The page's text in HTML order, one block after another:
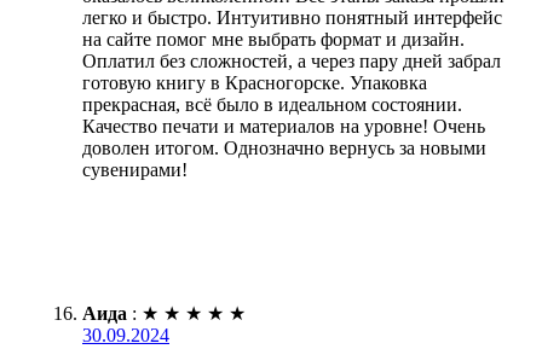
легко и быстро. Интуитивно понятный интерфейс
на сайте помог мне выбрать формат и дизайн.
Оплатил без сложностей, а через пару дней забрал
готовую книгу в Красногорске. Упаковка
прекрасная, всё было в идеальном состоянии.
Качество печати и материалов на уровне! Очень
доволен итогом. Однозначно вернусь за новыми
сувенирами!
Аида : ★ ★ ★ ★ ★
30.09.2024